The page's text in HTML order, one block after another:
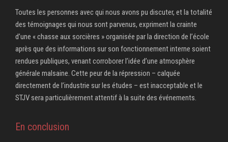
Toutes les personnes avec qui nous avons pu discuter, et la totalité
des témoignages qui nous sont parvenus, expriment la crainte
d’une « chasse aux sorcières » organisée par la direction de l’école
après que des informations sur son fonctionnement interne soient
rendues publiques, venant corroborer l’idée d’une atmosphère
générale malsaine. Cette peur de la répression – calquée
directement de l’industrie sur les études – est inacceptable et le
STJV sera particulièrement attentif à la suite des événements.
En conclusion